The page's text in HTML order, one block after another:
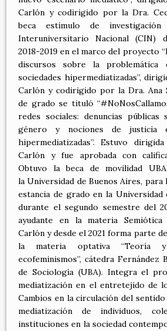
Carlón y codirigido por la Dra.
beca estímulo de
Interuniversitario Nacional (CIN)
2018-2019 en el marco del proyecto
discursos sobre la
sociedades hipermediatizadas”,
Carlón y codirigido por la Dra. Ana
de grado se tituló
redes sociales: denuncias públicas
género y nociones de justicia
hipermediatizadas”. Estuvo
Carlón y fue aprobada con
Obtuvo la beca de movilidad
la Universidad de Buenos Aires, para
estancia de grado en la Universidad
durante el segundo semestre del
ayudante en la materia Semiótica
Carlón y desde el 2021 forma parte
la materia optativa “Teoría
ecofeminismos”, cátedra Fernández
de Sociología (UBA). Integra el
mediatización en el entretejido de
Cambios en la circulación del
mediatización de individuos,
instituciones en la sociedad